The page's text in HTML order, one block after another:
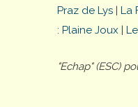
Praz de Lys | La
: Plaine Joux |
"Echap" (ESC)